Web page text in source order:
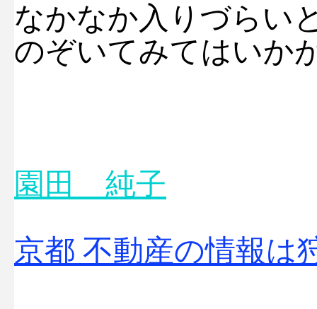
なかなか入りづらい
のぞいてみてはいか
園田 純子
京都 不動産の情報は